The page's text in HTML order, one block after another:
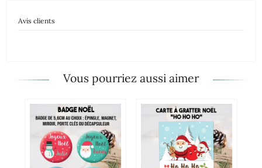
Avis clients
Vous pourriez aussi aimer